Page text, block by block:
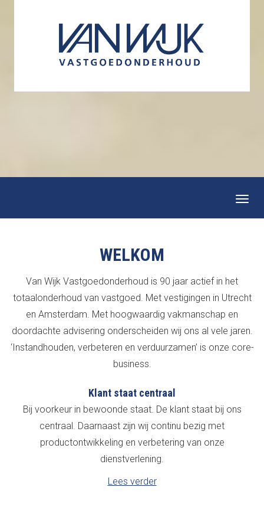
WELKOM
Van Wijk Vastgoedonderhoud is 90 jaar actief in het
totaalonderhoud van vastgoed. Met vestigingen in Utrecht
en Amsterdam. Met hoogwaardig vakmanschap en
doordachte advisering onderscheiden wij ons al vele jaren.
‘Instandhouden, verbeteren en verduurzamen’ is onze core-
business.
Klant staat centraal
Bij voorkeur in bewoonde staat. De klant staat bij ons
centraal. Daarnaast zijn wij continu bezig met
productontwikkeling en verbetering van onze
dienstverlening.
Lees verder